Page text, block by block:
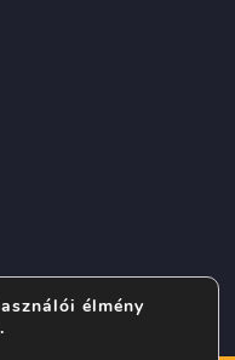
élmény